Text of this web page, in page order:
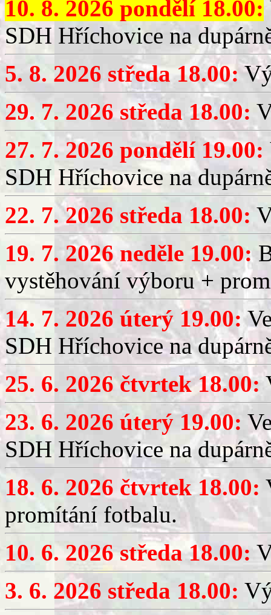
10. 8. 2026 pondělí 18.00:
SDH Hříchovice na
5. 8. 2026 středa 18.00:
29. 7. 2026 středa 18.00:
27. 7. 2026 pondělí 19.00:
SDH Hříchovice na
22. 7. 2026 středa 18.00:
19. 7. 2026 neděle 19.00:
vystěhování výboru +
14. 7. 2026 úterý 19.00:
SDH Hříchovice na
25. 6. 2026 čtvrtek 18.00:
23. 6. 2026 úterý 19.00:
SDH Hříchovice na
18. 6. 2026 čtvrtek 18.00:
promítání fotbalu.
10. 6. 2026 středa 18.00:
3. 6. 2026 středa 18.00: